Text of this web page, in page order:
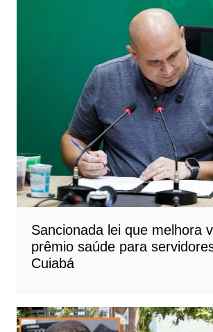
Sancionada lei que melhora
prêmio saúde para
Cuiabá